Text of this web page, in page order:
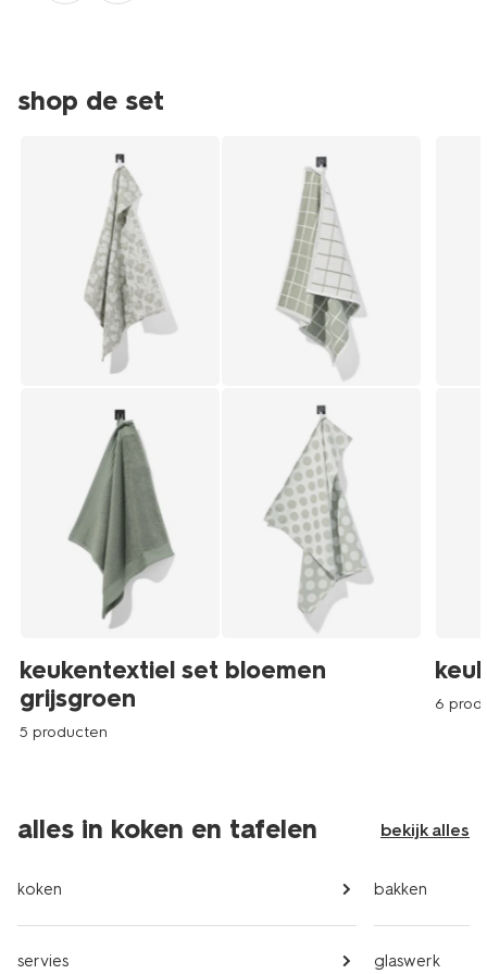
shop de set
keukentextiel set bloemen
grijsgroen
5 producten
6
alles in koken en tafelen bekijk alles
koken
servies
bakken
glaswerk